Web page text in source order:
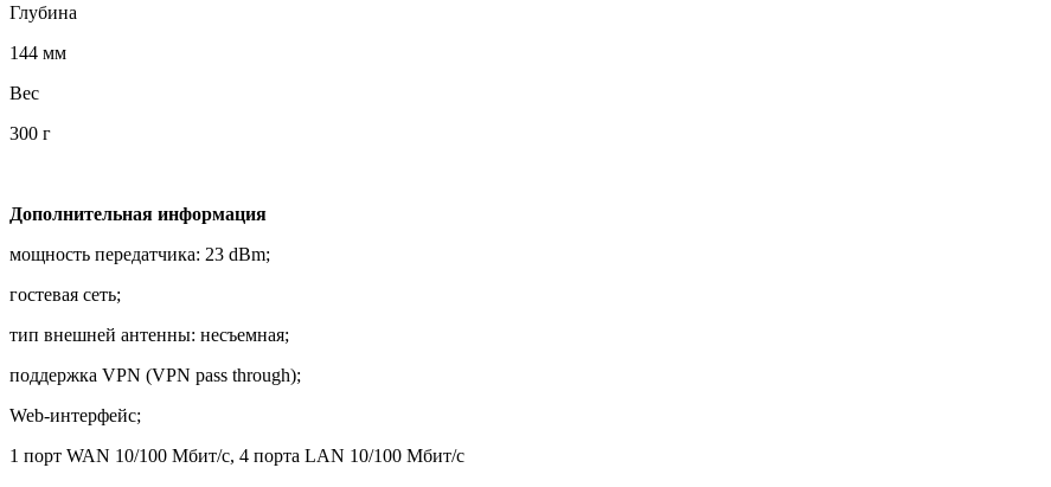
Глубина
144 мм
Вес
300 г
Дополнительная информация
мощность передатчика: 23 dBm;
гостевая сеть;
тип внешней антенны: несъемная;
поддержка VPN (VPN pass through);
Web-интерфейс;
1 порт WAN 10/100 Мбит/с, 4 порта LAN 10/100 Мбит/с